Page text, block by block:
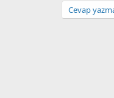
Cevap